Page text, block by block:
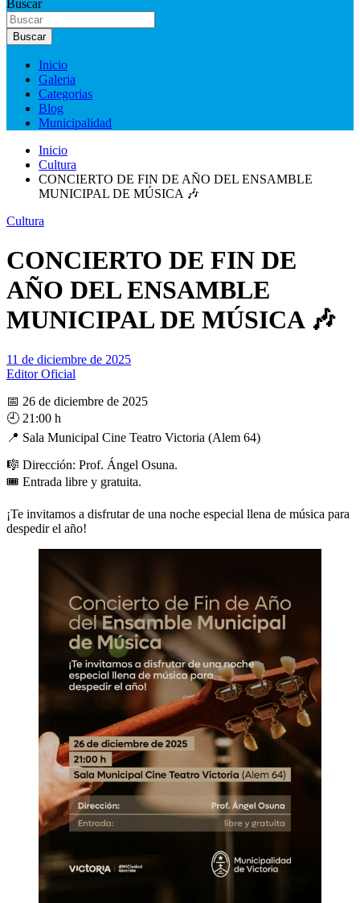
Buscar
Buscar
Inicio
Galeria
Categorias
Blog
Municipalidad
Inicio
Cultura
CONCIERTO DE FIN DE AÑO DEL ENSAMBLE
MUNICIPAL DE MÚSICA 🎶
Cultura
CONCIERTO DE FIN DE
AÑO DEL ENSAMBLE
MUNICIPAL DE MÚSICA 🎶
11 de diciembre de 2025
Editor Oficial
📅 26 de diciembre de 2025
🕘 21:00 h
📍 Sala Municipal Cine Teatro Victoria (Alem 64)
🎼 Dirección: Prof. Ángel Osuna.
🎟️ Entrada libre y gratuita.
¡Te invitamos a disfrutar de una noche especial llena de música para
despedir el año!